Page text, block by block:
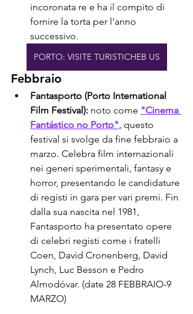
incoronata re e ha il compito di
fornire la torta per l'anno
successivo.
PORTO: VISITE TURISTICHEB US
Febbraio
Fantasporto (Porto International
Film Festival): noto come "Cinema
Fantástico no Porto", questo
festival si svolge da fine febbraio a
marzo. Celebra film internazionali
nei generi sperimentali, fantasy e
horror, presentando le candidature
di registi in gara per vari premi. Fin
dalla sua nascita nel 1981,
Fantasporto ha presentato opere
di celebri registi come i fratelli
Coen, David Cronenberg, David
Lynch, Luc Besson e Pedro
Almodóvar. (date 28 FEBBRAIO-9
MARZO)